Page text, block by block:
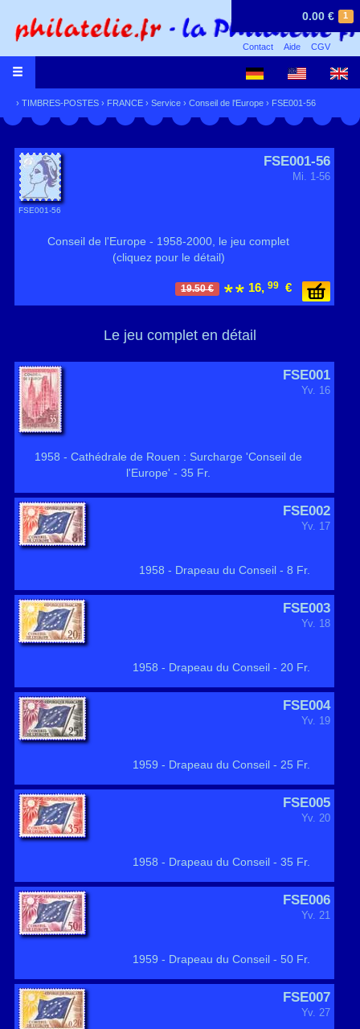
1
0.00 €
Contact Aide CGV
› TIMBRES-POSTES › FRANCE › Service › Conseil de l'Europe › FSE001-56
FSE001-56
FSE001-56
Mi. 1-56
Conseil de l'Europe - 1958-2000, le jeu complet
(cliquez pour le détail)
19.50 € 16, 99 €
Le jeu complet en détail
FSE001
Yv. 16
1958 - Cathédrale de Rouen : Surcharge 'Conseil de
l'Europe' - 35 Fr.
FSE002
Yv. 17
1958 - Drapeau du Conseil - 8 Fr.
FSE003
Yv. 18
1958 - Drapeau du Conseil - 20 Fr.
FSE004
Yv. 19
1959 - Drapeau du Conseil - 25 Fr.
FSE005
Yv. 20
1958 - Drapeau du Conseil - 35 Fr.
FSE006
Yv. 21
1959 - Drapeau du Conseil - 50 Fr.
FSE007
Yv. 27